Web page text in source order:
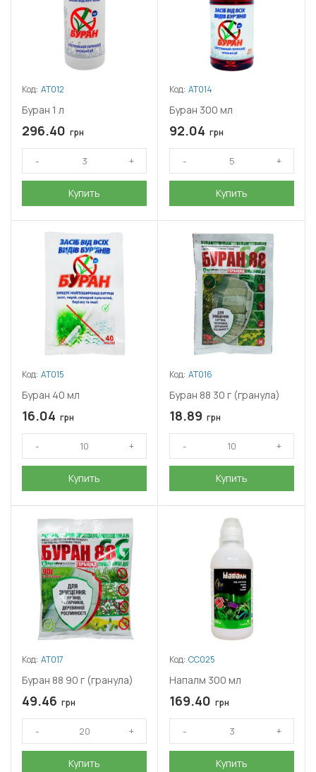
Код: АТ012
Буран 1 л
296.40 грн
Купить
Код: АТ014
Буран 300 мл
92.04 грн
Купить
Код: АТ015
Буран 40 мл
16.04 грн
Купить
Код: АТ016
Буран 88 30 г (гранула)
18.89 грн
Купить
Код: АТ017
Буран 88 90 г (гранула)
49.46 грн
Купить
Код: СС025
Напалм 300 мл
169.40 грн
Купить